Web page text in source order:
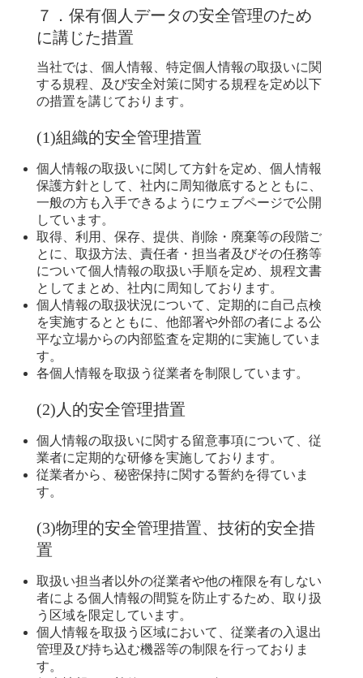
７．保有個人データの安全管理のため
に講じた措置
当社では、個人情報、特定個人情報の取扱いに関
する規程、及び安全対策に関する規程を定め以下
の措置を講じております。
(1)組織的安全管理措置
個人情報の取扱いに関して方針を定め、個人情報
保護方針として、社内に周知徹底するとともに、
一般の方も入手できるようにウェブページで公開
しています。
取得、利用、保存、提供、削除・廃棄等の段階ご
とに、取扱方法、責任者・担当者及びその任務等
について個人情報の取扱い手順を定め、規程文書
としてまとめ、社内に周知しております。
個人情報の取扱状況について、定期的に自己点検
を実施するとともに、他部署や外部の者による公
平な立場からの内部監査を定期的に実施していま
す。
各個人情報を取扱う従業者を制限しています。
(2)人的安全管理措置
個人情報の取扱いに関する留意事項について、従
業者に定期的な研修を実施しております。
従業者から、秘密保持に関する誓約を得ていま
す。
(3)物理的安全管理措置、技術的安全措
置
取扱い担当者以外の従業者や他の権限を有しない
者による個人情報の間覧を防止するため、取り扱
う区域を限定しています。
個人情報を取扱う区域において、従業者の入退出
管理及び持ち込む機器等の制限を行っておりま
す。